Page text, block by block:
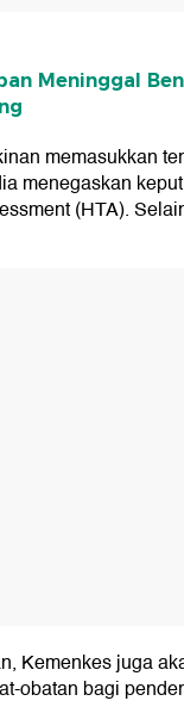
Meninggal
memasukkan
menegaskan
(HTA).
Kemenkes juga
obatan bagi